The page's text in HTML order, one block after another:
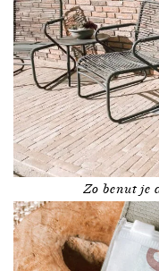
Zo benut je